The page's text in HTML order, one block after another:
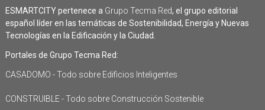
ESMARTCITY pertenece a Grupo Tecma Red, el grupo editorial
español líder en las temáticas de Sostenibilidad, Energía y Nuevas
Tecnologías en la Edificación y la Ciudad.
Portales de Grupo Tecma Red:
CASADOMO - Todo sobre Edificios Inteligentes
CONSTRUIBLE - Todo sobre Construcción Sostenible